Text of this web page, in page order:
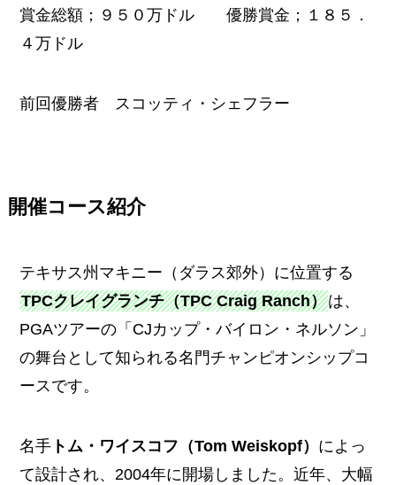
賞金総額；９５０万ドル 優勝賞金；１８５．
４万ドル
前回優勝者 スコッティ・シェフラー
開催コース紹介
テキサス州マキニー（ダラス郊外）に位置する
TPCクレイグランチ（TPC Craig Ranch）は、
PGAツアーの「CJカップ・バイロン・ネルソン」
の舞台として知られる名門チャンピオンシップコ
ースです。
名手 トム・ワイスコフ（Tom Weiskopf） によっ
て設計され、2004年に開場しました。近年、大幅